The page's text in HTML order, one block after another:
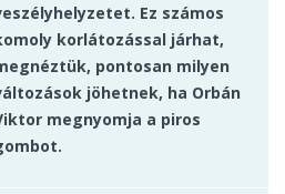
Ez számos
korlátozással járhat,
pontosan milyen
jöhetnek, ha Orbán
megnyomja a piros